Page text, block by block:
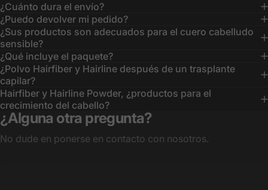
¿Cuánto dura el envío?
¿Puedo devolver mi pedido?
¿Sus productos son adecuados para el cuero cabelludo
sensible?
¿Qué incluye el paquete?
¿Polvo Hairfiber y Hairline después de un trasplante
capilar?
Hairfiber y Hairline Powder, ¿productos para el
crecimiento del cabello?
¿Alguna otra pregunta?
No dude en ponerse en contacto con nosotros.